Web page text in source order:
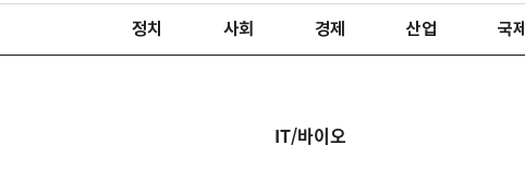
정치 사회 경제 산업 국제
IT/바이오